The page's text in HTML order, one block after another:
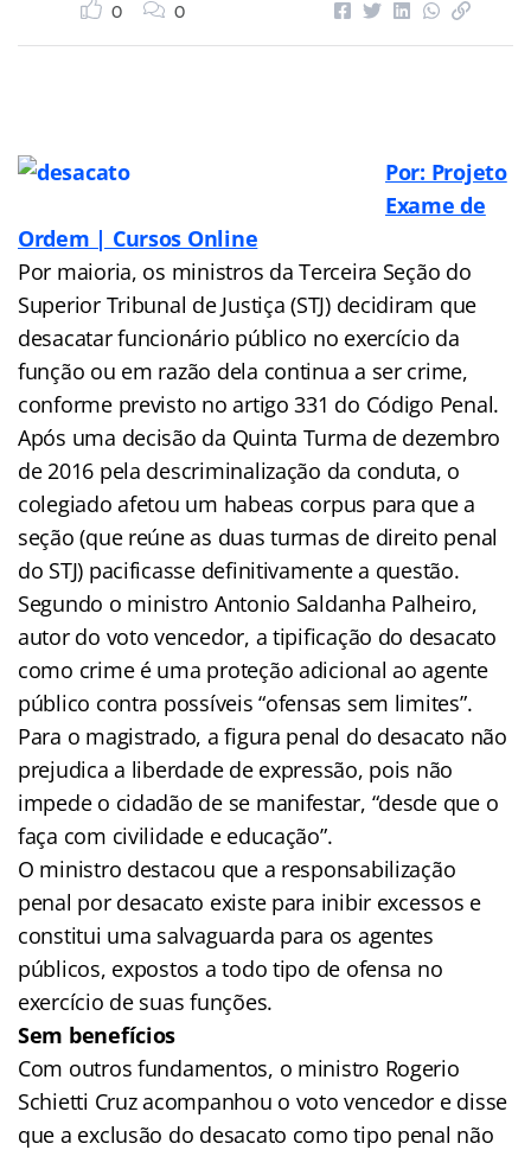
0 0
Por: Projeto
Exame de
Ordem | Cursos Online
Por maioria, os ministros da Terceira Seção do
Superior Tribunal de Justiça (STJ) decidiram que
desacatar funcionário público no exercício da
função ou em razão dela continua a ser crime,
conforme previsto no artigo 331 do Código Penal.
Após uma decisão da Quinta Turma de dezembro
de 2016 pela descriminalização da conduta, o
colegiado afetou um habeas corpus para que a
seção (que reúne as duas turmas de direito penal
do STJ) pacificasse definitivamente a questão.
Segundo o ministro Antonio Saldanha Palheiro,
autor do voto vencedor, a tipificação do desacato
como crime é uma proteção adicional ao agente
público contra possíveis “ofensas sem limites”.
Para o magistrado, a figura penal do desacato não
prejudica a liberdade de expressão, pois não
impede o cidadão de se manifestar, “desde que o
faça com civilidade e educação”.
O ministro destacou que a responsabilização
penal por desacato existe para inibir excessos e
constitui uma salvaguarda para os agentes
públicos, expostos a todo tipo de ofensa no
exercício de suas funções.
Sem benefícios
Com outros fundamentos, o ministro Rogerio
Schietti Cruz acompanhou o voto vencedor e disse
que a exclusão do desacato como tipo penal não